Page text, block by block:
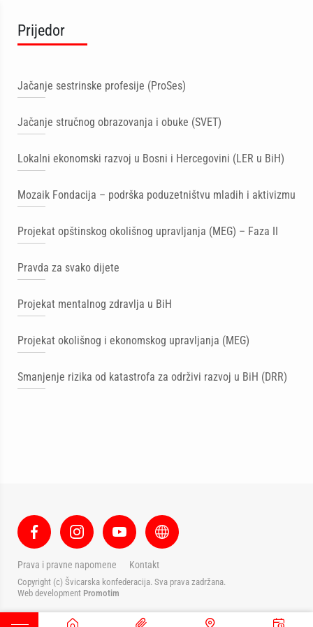
Prijedor
Jačanje sestrinske profesije (ProSes)
Jačanje stručnog obrazovanja i obuke (SVET)
Lokalni ekonomski razvoj u Bosni i Hercegovini (LER u BiH)
Mozaik Fondacija – podrška poduzetništvu mladih i aktivizmu
Projekat opštinskog okolišnog upravljanja (MEG) – Faza II
Pravda za svako dijete
Projekat mentalnog zdravlja u BiH
Projekat okolišnog i ekonomskog upravljanja (MEG)
Smanjenje rizika od katastrofa za održivi razvoj u BiH (DRR)
Prava i pravne napomene Kontakt
Copyright (c) Švicarska konfederacija. Sva prava zadržana.
Web development Promotim